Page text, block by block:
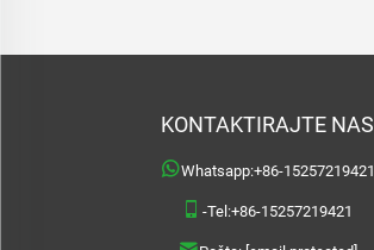
KONTAKTIRAJTE NAS
Whatsapp:+86-15257219421
-Tel:+86-15257219421